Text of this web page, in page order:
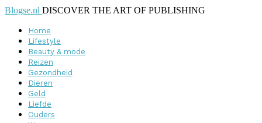
Blogse.nl DISCOVER THE ART OF PUBLISHING
Home
Lifestyle
Beauty & mode
Reizen
Gezondheid
Dieren
Geld
Liefde
Ouders